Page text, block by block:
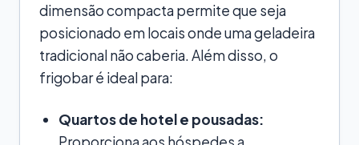
dimensão compacta permite que seja
posicionado em locais onde uma geladeira
tradicional não caberia. Além disso, o
frigobar é ideal para:
Quartos de hotel e pousadas: